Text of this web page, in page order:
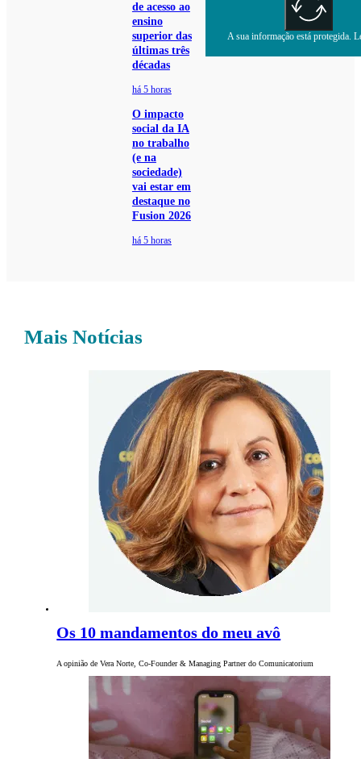
de acesso ao
ensino
superior das
últimas três
décadas
há 5 horas
O impacto
social da IA
no trabalho
(e na
sociedade)
vai estar em
destaque no
Fusion 2026
há 5 horas
A sua informação está protegida.
Mais Notícias
Os 10 mandamentos do meu avô
A opinião de Vera Norte, Co-Founder & Managing Partner do Comunicatorium